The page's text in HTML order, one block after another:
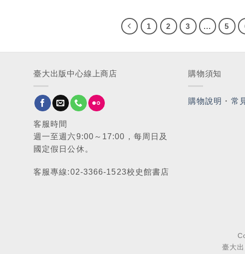
1 2 3 ... 5
臺大出版中心線上商店
客服時間
週一至週六9:00～17:00，每周日及
國定假日公休。
客服專線:02-3366-1523校史館書店
購物須知
購物說明 ・ 常
臺大